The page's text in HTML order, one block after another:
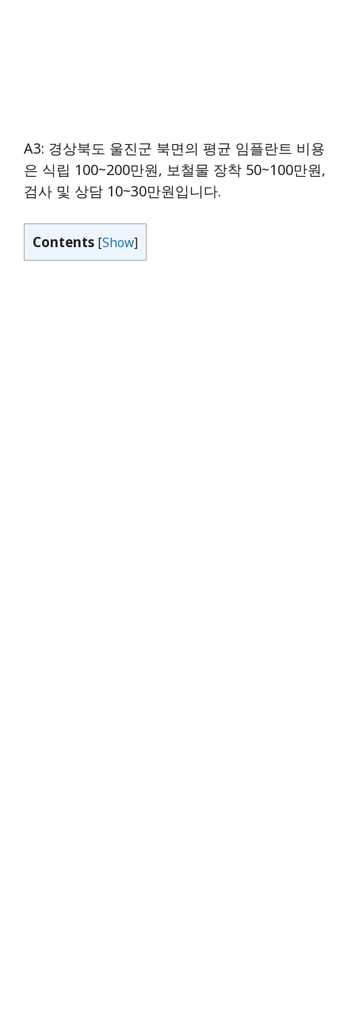
A3: 경상북도 울진군 북면의 평균 임플란트 비용
은 식립 100~200만원, 보철물 장착 50~100만원,
검사 및 상담 10~30만원입니다.
Contents [Show]